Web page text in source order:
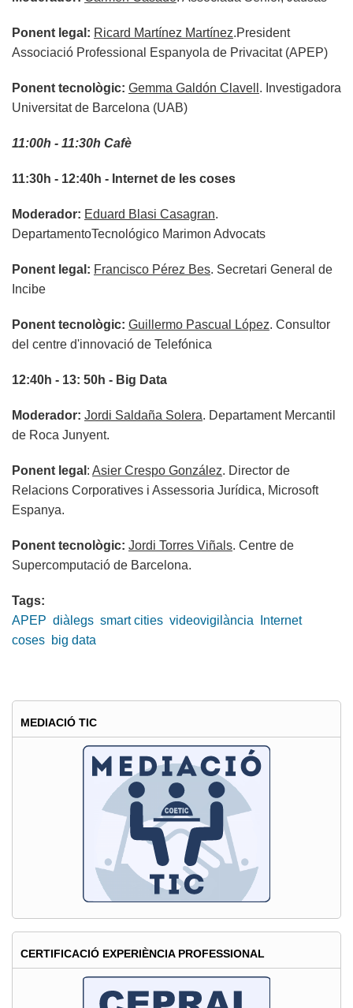
Ponent legal: Ricard Martínez Martínez.President
Associació Professional Espanyola de Privacitat (APEP)
Ponent tecnològic: Gemma Galdón Clavell . Investigadora
Universitat de Barcelona (UAB)
11:00h - 11:30h Cafè
11:30h - 12:40h - Internet de les coses
Moderador: Eduard Blasi Casagran.
DepartamentoTecnológico Marimon Advocats
Ponent legal: Francisco Pérez Bes. Secretari General de
Incibe
Ponent tecnològic: Guillermo Pascual López. Consultor
del centre d'innovació de Telefónica
12:40h - 13: 50h - Big Data
Moderador: Jordi Saldaña Solera. Departament Mercantil
de Roca Junyent.
Ponent legal : Asier Crespo González. Director de
Relacions Corporatives i Assessoria Jurídica, Microsoft
Espanya.
Ponent tecnològic: Jordi Torres Viñals. Centre de
Supercomputació de Barcelona.
Tags:
APEP diàlegs smart cities videovigilància
Internet
coses big data
MEDIACIÓ TIC
CERTIFICACIÓ EXPERIÈNCIA PROFESSIONAL